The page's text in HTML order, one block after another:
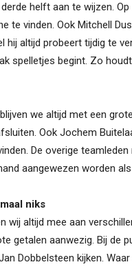
helft aan te wijzen.
te vinden. Ook Mitchell
hij altijd probeert tijdig te
spelletjes begint. Zo
we altijd met een
Ook Jochem
De overige
aangewezen worden
niks
wij altijd mee aan
getalen aanwezig. Bij de
Dobbelsteen kijken.